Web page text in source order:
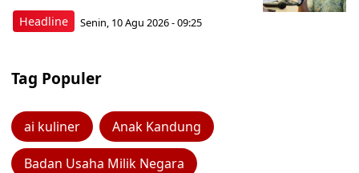
Headline Senin, 10 Agu 2026 - 09:25
Tag Populer
ai kuliner Anak Kandung
Badan Usaha Milik Negara